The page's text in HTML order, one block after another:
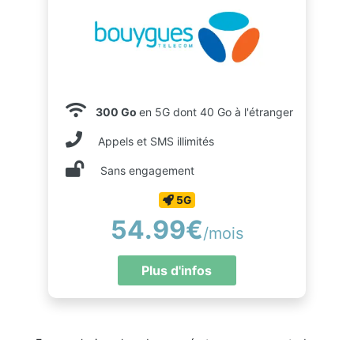
300 Go en 5G dont 40 Go à l'étranger
Appels et SMS illimités
Sans engagement
5G
54.99€/mois
Plus d'infos